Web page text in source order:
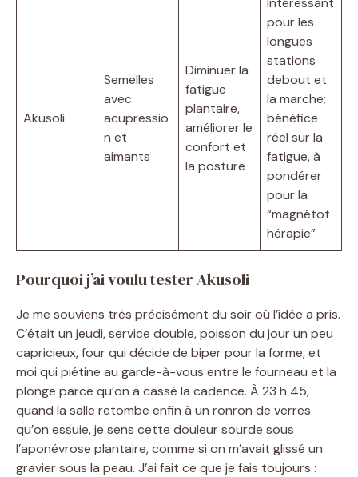
Akusoli
Semelles
avec
acupressio
n et
aimants
Diminuer la
fatigue
plantaire,
améliorer le
confort et
la posture
pour les
longues
stations
debout et
la marche;
bénéfice
réel sur la
fatigue, à
pondérer
pour la
“magnétot
hérapie”
Pourquoi j’ai voulu tester Akusoli
Je me souviens très précisément du soir où l’idée a pris.
C’était un jeudi, service double, poisson du jour un peu
capricieux, four qui décide de biper pour la forme, et
moi qui piétine au garde-à-vous entre le fourneau et la
plonge parce qu’on a cassé la cadence. À 23 h 45,
quand la salle retombe enfin à un ronron de verres
qu’on essuie, je sens cette douleur sourde sous
l’aponévrose plantaire, comme si on m’avait glissé un
gravier sous la peau. J’ai fait ce que je fais toujours :